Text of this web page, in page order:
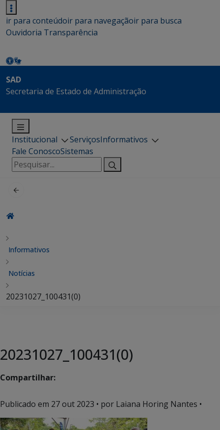
ir para conteúdoir para navegaçãoir para busca
Ouvidoria Transparência
SAD
Secretaria de Estado de Administração
Institucional ServiçosInformativos
Fale ConoscoSistemas
Pesquisar
por:
Informativos
Notícias
20231027_100431(0)
20231027_100431(0)
Compartilhar:
Publicado em 27 out 2023 • por Laiana Horing Nantes •